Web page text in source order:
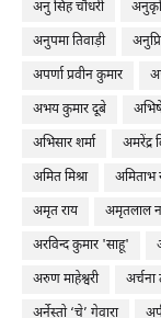
अनु सिंह चौधरी
अनुपमा तिवाड़ी
अपर्णा प्रवीन कुमार
अभय कुमार दूबे
अभिसार शर्मा
अमरेंद्र
अमित मिश्रा
अमिताभ
अमृत राय
अमृतलाल
अरविन्द कुमार 'साहू'
अरुण माहेश्वरी
अर्चना
अर्नेस्तो ‘चे’ गेवारा